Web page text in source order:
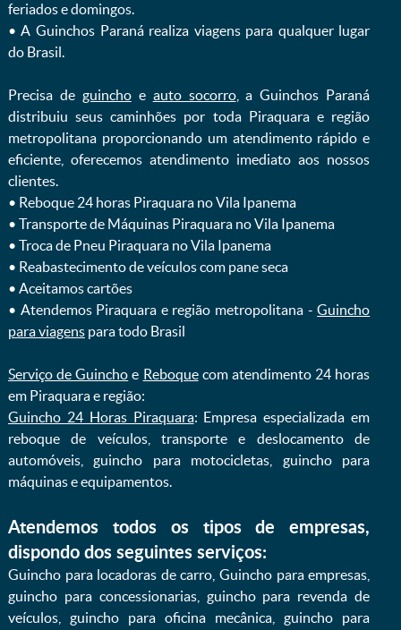
feriados e domingos.
ㅤㅤ• A Guinchos Paraná realiza viagens para qualquer lugar
do Brasil.
Precisa de guinchoe auto socorro, a Guinchos Paraná
distribuiu seus caminhões por toda Piraquara e região
metropolitana proporcionando um atendimento rápido e
eficiente, oferecemos atendimento imediato aos nossos
clientes.
ㅤㅤ• Reboque 24 horas Piraquara no Vila Ipanema
ㅤㅤ• Transporte de Máquinas Piraquara no Vila Ipanema
ㅤㅤ• Troca de Pneu Piraquara no Vila Ipanema
ㅤㅤ• Reabastecimento de veículos com pane seca
ㅤㅤ• Aceitamos cartões
ㅤㅤ• Atendemos Piraquara e região metropolitana -Guincho
para viagenspara todo Brasil
Serviço de Guincho e Reboquecom atendimento 24 horas
em Piraquara e região:
Guincho 24 Horas Piraquara: Empresa especializada em
reboque de veículos, transporte e deslocamento de
automóveis, guincho para motocicletas, guincho para
máquinas e equipamentos.
Atendemos todos os tipos de empresas,
dispondo dos seguintes serviços:
Guincho para locadoras de carro, Guincho para empresas,
guincho para concessionarias, guincho para revenda de
veículos, guincho para oficina mecânica, guincho para